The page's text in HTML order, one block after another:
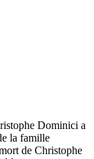
Dominici a
la famille
de Christophe